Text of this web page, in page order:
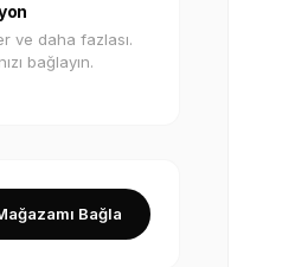
ve daha fazlası.
bağlayın.
Bağla